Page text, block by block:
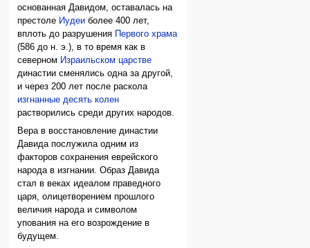
основанная Давидом, оставалась на
престоле Иудеи более 400 лет,
вплоть до разрушения
Первого храма
(586 до н. э.), в то время как в
северном Израильском царстве
династии сменялись одна за другой,
и через 200 лет после раскола
изгнанные десять колен
растворились среди других народов.
Вера в восстановление династии
Давида послужила одним из
факторов сохранения еврейского
народа в изгнании. Образ Давида
стал в веках идеалом праведного
царя, олицетворением прошлого
величия народа и символом
упования на его возрождение в
будущем.